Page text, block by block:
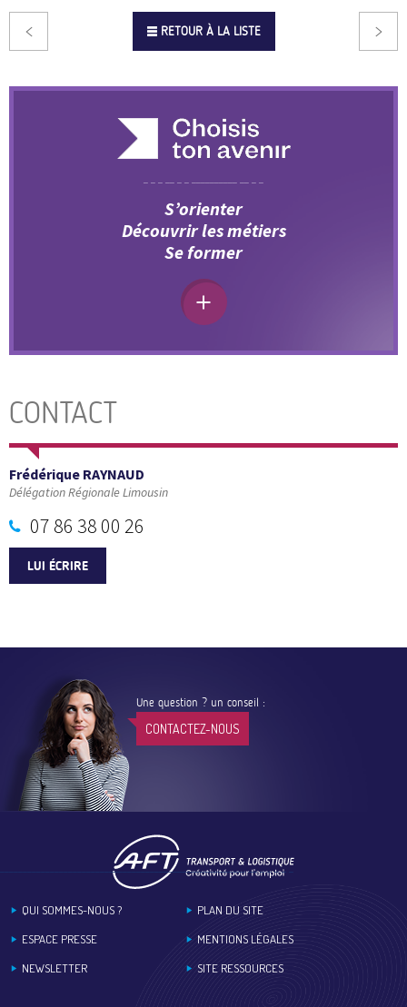
RETOUR À LA LISTE
S’orienter
Découvrir les métiers
Se former
CONTACT
Frédérique RAYNAUD
Délégation Régionale Limousin
07 86 38 00 26
LUI ÉCRIRE
Une question ? un conseil :
CONTACTEZ-NOUS
QUI SOMMES-NOUS ?
ESPACE PRESSE
NEWSLETTER
PLAN DU SITE
MENTIONS LÉGALES
SITE RESSOURCES